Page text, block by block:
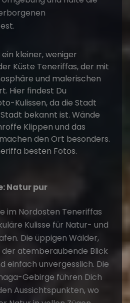
Natur pur
im Nordosten Teneriffas
Kulisse für Natur- und
Die üppigen Wälder,
atemberaubende Blick
einfach unvergesslich. Die
Gebirge führen Dich
Aussichtspunkten, wo